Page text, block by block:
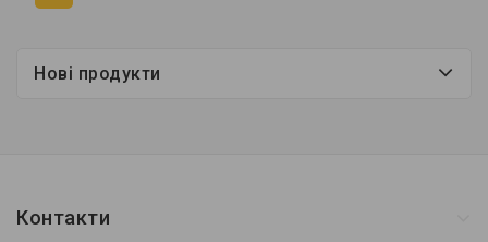
Нові продукти
Контакти